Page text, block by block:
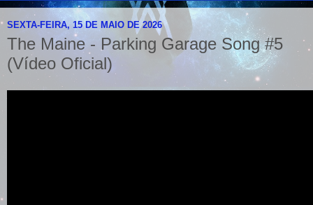
SEXTA-FEIRA, 15 DE MAIO DE 2026
The Maine - Parking Garage Song #5
(Vídeo Oficial)